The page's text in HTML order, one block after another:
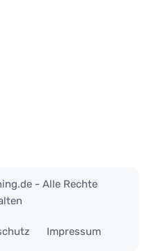
- Alle Rechte
Impressum